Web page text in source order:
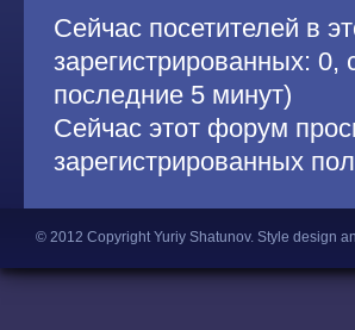
Сейчас посетителей в
зарегистрированных: 0,
последние 5 минут)
Сейчас этот форум
зарегистрированных
© 2012 Copyright Yuriy Shatunov. Style design